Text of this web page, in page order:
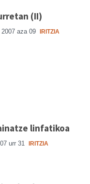
(II)
2007 aza 09 IRITZIA
linfatikoa
urr 31 IRITZIA